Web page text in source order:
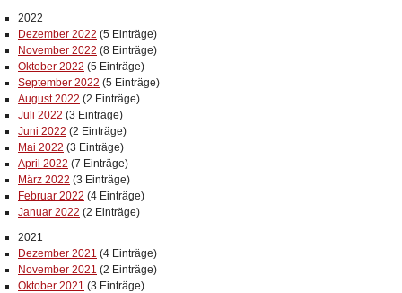
2022
Dezember 2022 (5 Einträge)
November 2022 (8 Einträge)
Oktober 2022 (5 Einträge)
September 2022 (5 Einträge)
August 2022 (2 Einträge)
Juli 2022 (3 Einträge)
Juni 2022 (2 Einträge)
Mai 2022 (3 Einträge)
April 2022 (7 Einträge)
März 2022 (3 Einträge)
Februar 2022 (4 Einträge)
Januar 2022 (2 Einträge)
2021
Dezember 2021 (4 Einträge)
November 2021 (2 Einträge)
Oktober 2021 (3 Einträge)